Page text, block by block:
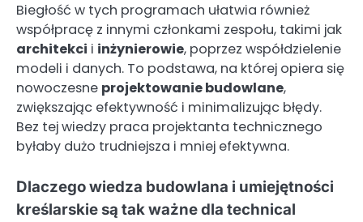
Biegłość w tych programach ułatwia również
współpracę z innymi członkami zespołu, takimi jak
architekci i inżynierowie, poprzez współdzielenie
modeli i danych. To podstawa, na której opiera się
nowoczesne projektowanie budowlane,
zwiększając efektywność i minimalizując błędy.
Bez tej wiedzy praca projektanta technicznego
byłaby dużo trudniejsza i mniej efektywna.
Dlaczego wiedza budowlana i umiejętności
kreślarskie są tak ważne dla technical